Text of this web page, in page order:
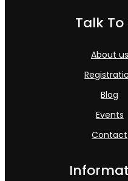
Talk To
About us
Blog
Events
Contact